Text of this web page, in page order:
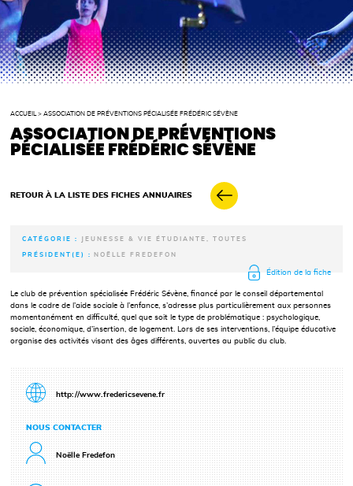
ACCUEIL >ASSOCIATION DE PRÉVENTIONS PÉCIALISÉE FRÉDÉRIC SÉVÈNE
ASSOCIATION DE PRÉVENTIONS
PÉCIALISÉE FRÉDÉRIC SÉVÈNE
RETOUR À LA LISTE DES FICHES ANNUAIRES
CATÉGORIE : JEUNESSE & VIE ÉTUDIANTE, TOUTES
PRÉSIDENT(E) : NOËLLE FREDEFON
Édition de la fiche
Le club de prévention spécialisée Frédéric Sévène, financé par le conseil départemental
dans le cadre de l’aide sociale à l’enfance, s’adresse plus particulièrement aux personnes
momentanément en difficulté, quel que soit le type de problématique : psychologique,
sociale, économique, d’insertion, de logement. Lors de ses interventions, l’équipe éducative
organise des activités visant des âges différents, ouvertes au public du club.
http://www.fredericsevene.fr
NOUS CONTACTER
Noëlle Fredefon